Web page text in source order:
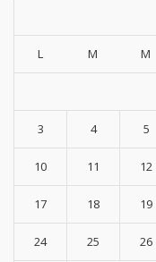
L M M
3 4 5
10 11 12
17 18 19
24 25 26